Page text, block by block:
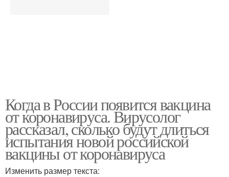
Когда в России появится вакцина
от коронавируса. Вирусолог
рассказал, сколько будут длиться
испытания новой российской
вакцины от коронавируса
Изменить размер текста: